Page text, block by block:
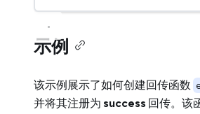
示例
该示例展示了如何创建回传函数
并将其注册为 success 回传。该